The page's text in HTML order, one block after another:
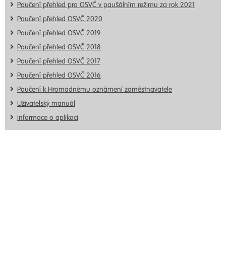
Poučení přehled pro OSVČ v paušálním režimu za rok 2021
Poučení přehled OSVČ 2020
Poučení přehled OSVČ 2019
Poučení přehled OSVČ 2018
Poučení přehled OSVČ 2017
Poučení přehled OSVČ 2016
Poučení k Hromadnému oznámení zaměstnavatele
Uživatelský manuál
Informace o aplikaci